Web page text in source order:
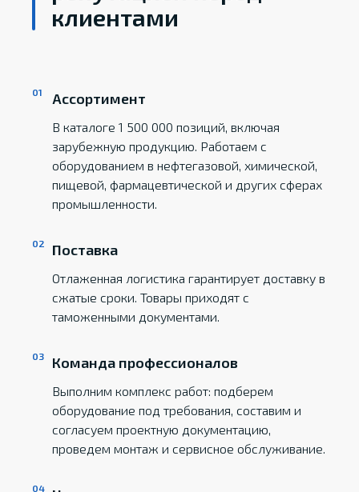
клиентами
Ассортимент
В каталоге 1 500 000 позиций, включая
зарубежную продукцию. Работаем с
оборудованием в нефтегазовой, химической,
пищевой, фармацевтической и других сферах
промышленности.
Поставка
Отлаженная логистика гарантирует доставку в
сжатые сроки. Товары приходят с
таможенными документами.
Команда профессионалов
Выполним комплекс работ: подберем
оборудование под требования, составим и
согласуем проектную документацию,
проведем монтаж и сервисное обслуживание.